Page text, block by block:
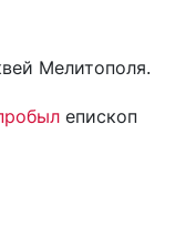
Мелитополя.
епископ